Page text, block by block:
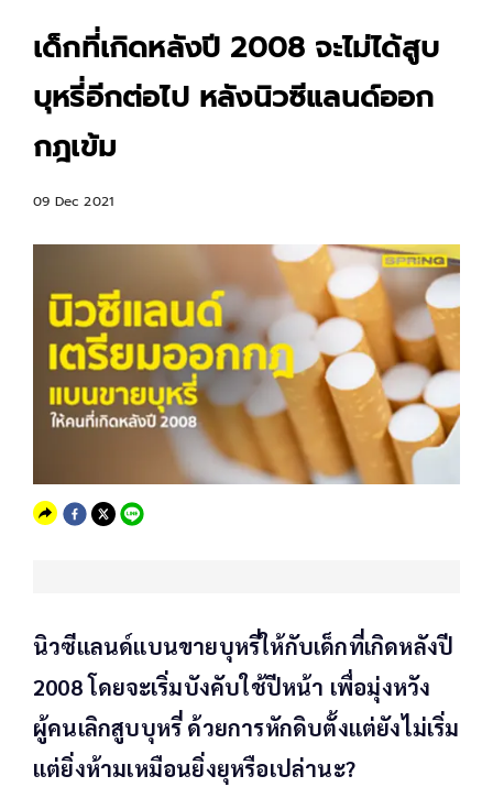
เด็กที่เกิดหลังปี 2008 จะไม่ได้สูบ
บุหรี่อีกต่อไป หลังนิวซีแลนด์ออก
กฎเข้ม
09 Dec 2021
นิวซีแลนด์แบนขายบุหรี่ให้กับเด็กที่เกิดหลังปี
2008 โดยจะเริ่มบังคับใช้ปีหน้า เพื่อมุ่งหวัง
ผู้คนเลิกสูบบุหรี่ ด้วยการหักดิบตั้งแต่ยังไม่เริ่ม
แต่ยิ่งห้ามเหมือนยิ่งยุหรือเปล่านะ?